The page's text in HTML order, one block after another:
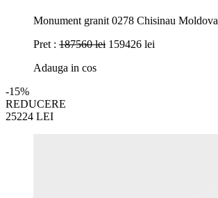
Monument granit 0278 Chisinau Moldova
Pret : 187560 lei 159426 lei
Adauga in cos
-15%
REDUCERE
25224 LEI